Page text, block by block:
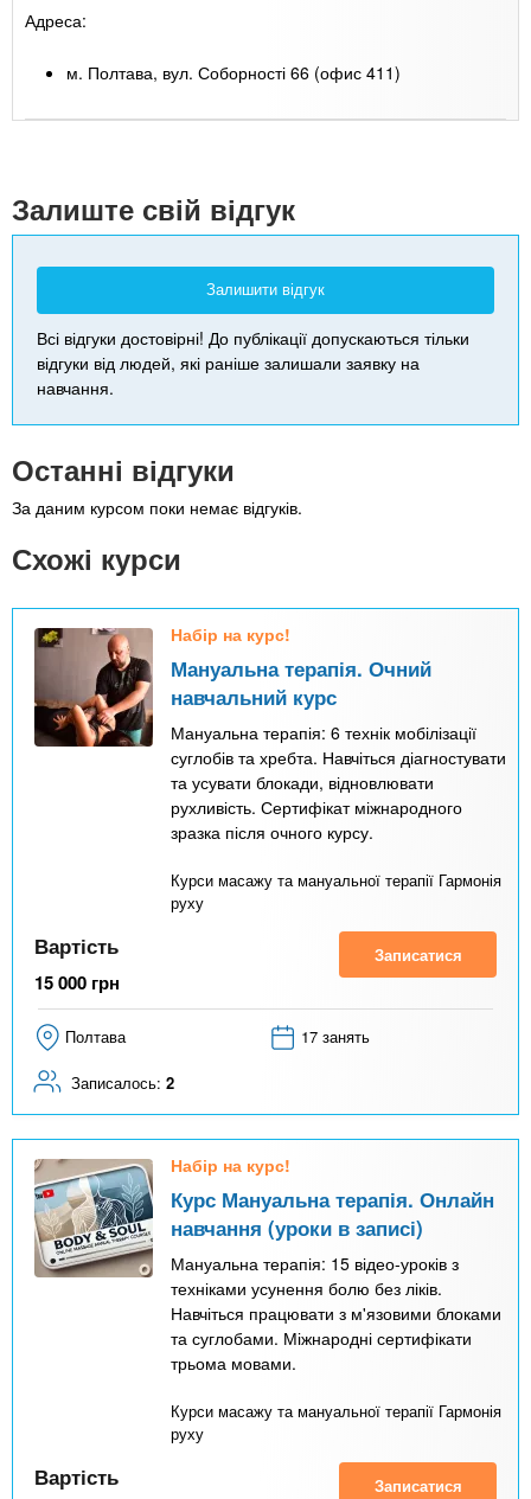
Адреса:
м. Полтава, вул. Соборності 66 (офис 411)
Залиште свій відгук
Залишити відгук
Всі відгуки достовірні! До публікації допускаються тільки
відгуки від людей, які раніше залишали заявку на
навчання.
Останні відгуки
За даним курсом поки немає відгуків.
Схожі курси
Набір на курс!
Мануальна терапія. Очний
навчальний курс
Мануальна терапія: 6 технік мобілізації
суглобів та хребта. Навчіться діагностувати
та усувати блокади, відновлювати
рухливість. Сертифікат міжнародного
зразка після очного курсу.
Курси масажу та мануальної терапії Гармонія
руху
Вартість
15 000 грн
Записатися
Полтава 17 занять
Записалось: 2
Набір на курс!
Курс Мануальна терапія. Онлайн
навчання (уроки в записі)
Мануальна терапія: 15 відео-уроків з
техніками усунення болю без ліків.
Навчіться працювати з м'язовими блоками
та суглобами. Міжнародні сертифікати
трьома мовами.
Курси масажу та мануальної терапії Гармонія
руху
Вартість Записатися